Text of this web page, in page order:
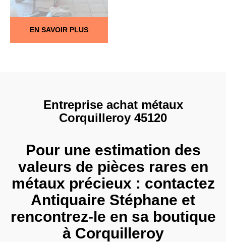
EN SAVOIR PLUS
Entreprise achat métaux
Corquilleroy 45120
Pour une estimation des
valeurs de pièces rares en
métaux précieux : contactez
Antiquaire Stéphane et
rencontrez-le en sa boutique
à Corquilleroy